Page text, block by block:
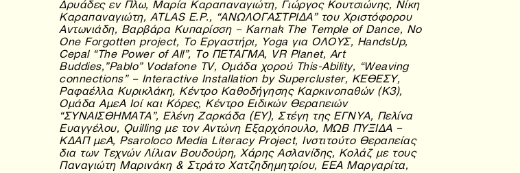
Δρυάδες εν Πλω, Μαρία Καραπαναγιώτη, Γιώργος Κουτσιώνης, Νίκη
Καραπαναγιώτη, ATLAS E.P., “ΑΝΩΛΟΓΑΣΤΡΙΔΑ” του Χριστόφορου
Αντωνιάδη, Βαρβάρα Κυπαρίσση – Karnak The Temple of Dance, No
One Forgotten project, Το Εργαστήρι, Yoga για ΟΛΟΥΣ, HandsUp,
Cepal “The Power of All”, Το ΠΕΤΑΓΜΑ, VR Planet, Art
Buddies,”Pablo” Vodafone TV, Ομάδα χορού This-Ability, “Weaving
connections” – Interactive Installation by Supercluster, ΚΕΘΕΣΥ,
Ραφαέλλα Κυρικλάκη, Κέντρο Καθοδήγησης Καρκινοπαθών (Κ3),
Ομάδα ΑμεΑ Ιοί και Κόρες, Κέντρο Ειδικών Θεραπειών
“ΣΥΝΑΙΣΘΗΜΑΤΑ”, Ελένη Ζαρκάδα (ΕΥ), Στέγη της ΕΓΝΥΑ, Πελίνα
Ευαγγέλου, Quilling με τον Αντώνη Εξαρχόπουλο, ΜΩΒ ΠΥΞΙΔΑ –
ΚΔΑΠ μεΑ, Psaroloco Media Literacy Project, Ινστιτούτο Θεραπείας
δια των Τεχνών Λίλιαν Βουδούρη, Χάρης Ασλανίδης, Κολάζ με τους
Παναγιώτη Μαρινάκη & Στράτο Χατζηδημητρίου, ΕΕΑ Μαργαρίτα,